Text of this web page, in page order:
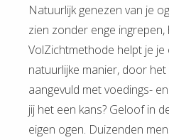
Natuurlijk genezen van je
zien zonder enge ingrepen,
VolZichtmethode helpt je
natuurlijke manier, door
aangevuld met voedings-
jij het een kans? Geloof in
eigen ogen. Duizenden